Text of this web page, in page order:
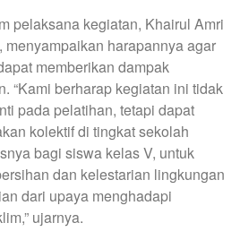
pelaksana kegiatan, Khairul Amri
menyampaikan harapannya agar
memberikan dampak
“Kami berharap kegiatan ini tidak
pada pelatihan, tetapi dapat
kolektif di tingkat sekolah
bagi siswa kelas V, untuk
dan kelestarian lingkungan
dari upaya menghadapi
ujarnya.